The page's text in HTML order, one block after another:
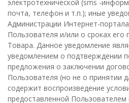
электротехнической (sms -
почта, телефон и т.п.); иные
Администрации Интернет-
Пользователя и/или о сроках его
Товара. Данное уведомление
уведомлением о подтверждении
предложения о заключении
Пользователя (но не о принятии
содержит воспроизведение
предоставленной Пользователем